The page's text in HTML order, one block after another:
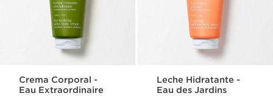
Crema Corporal -
Eau Extraordinaire
Leche Hidratante -
Eau des Jardins